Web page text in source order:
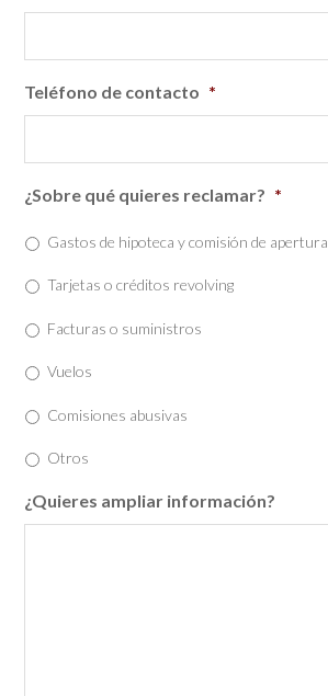
Teléfono de contacto *
¿Sobre qué quieres reclamar? *
Gastos de hipoteca y comisión de apertura
Tarjetas o créditos revolving
Facturas o suministros
Vuelos
Comisiones abusivas
Otros
¿Quieres ampliar información?